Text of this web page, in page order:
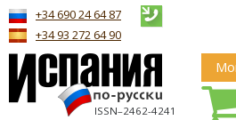
ISSN–2462-4241
+34 690 24 64 87
+34 93 272 64 90